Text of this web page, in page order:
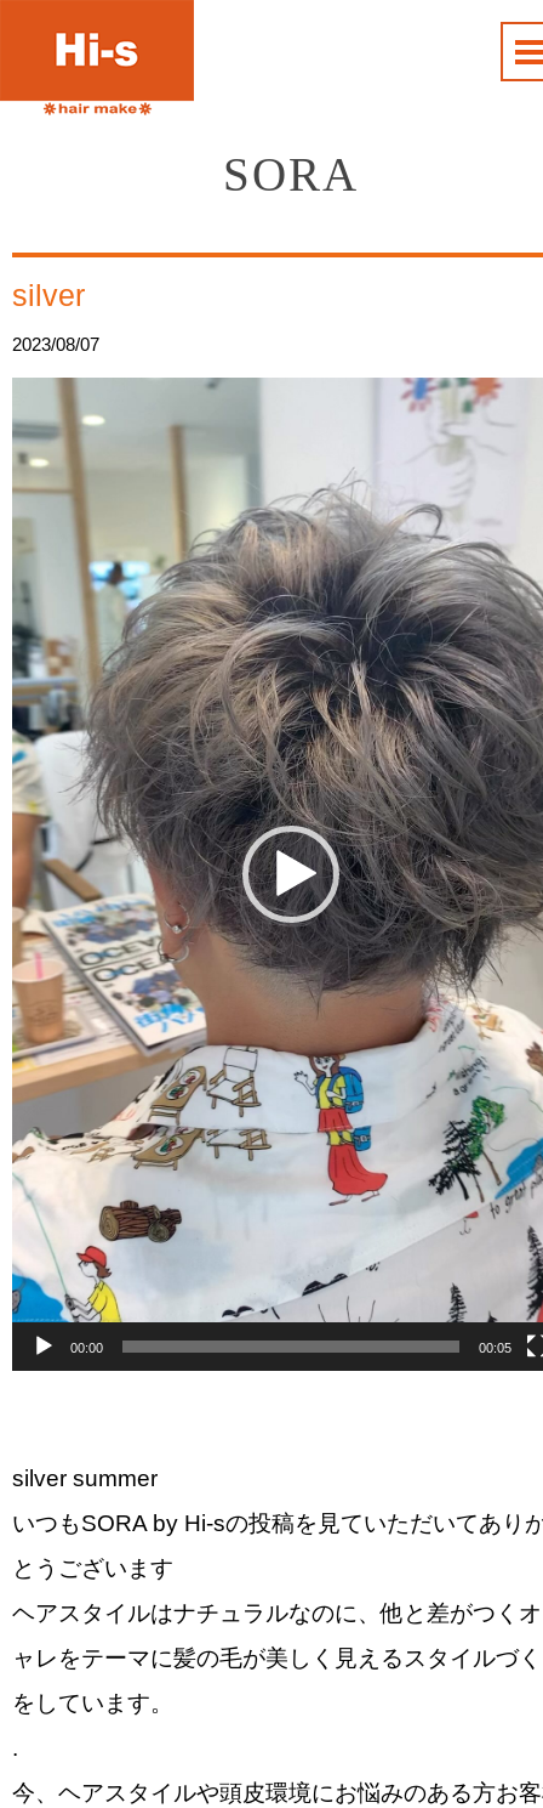
SORA
silver
2023/08/07
画
レ
ー
ヤ
ー
00:00 00:05
silver summer
いつもSORA by Hi-sの投稿を見ていただいてあり
とうございます
ヘアスタイルはナチュラルなのに、他と差がつく
ャレをテーマに髪の毛が美しく見えるスタイルづ
をしています。
.
今、ヘアスタイルや頭皮環境にお悩みのある方お